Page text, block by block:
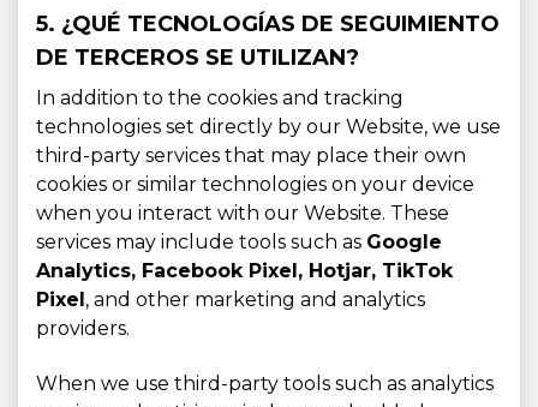
5. ¿QUÉ TECNOLOGÍAS DE SEGUIMIENTO
DE TERCEROS SE UTILIZAN?
In addition to the cookies and tracking
technologies set directly by our Website, we use
third-party services that may place their own
cookies or similar technologies on your device
when you interact with our Website. These
services may include tools such as Google
Analytics, Facebook Pixel, Hotjar, TikTok
Pixel, and other marketing and analytics
providers.
When we use third-party tools such as analytics